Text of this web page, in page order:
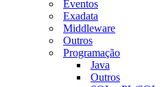
Eventos
Exadata
Middleware
Outros
Programação
Java
Outros